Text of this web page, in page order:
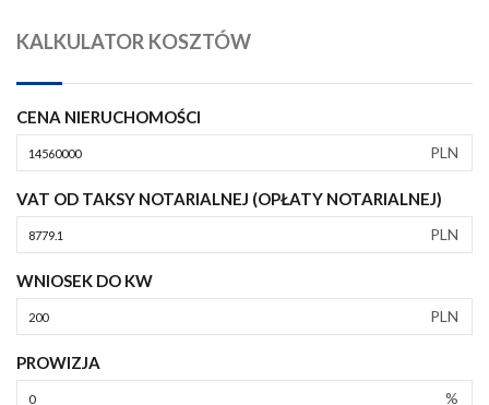
KALKULATOR KOSZTÓW
CENA NIERUCHOMOŚCI
PLN
VAT OD TAKSY NOTARIALNEJ (OPŁATY NOTARIALNEJ)
PLN
WNIOSEK DO KW
PLN
PROWIZJA
%